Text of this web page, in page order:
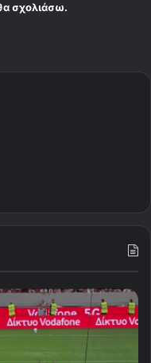
σχολιάσω.